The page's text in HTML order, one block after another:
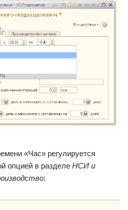
«Час» регулируется
опцией в разделе НСИ и
: